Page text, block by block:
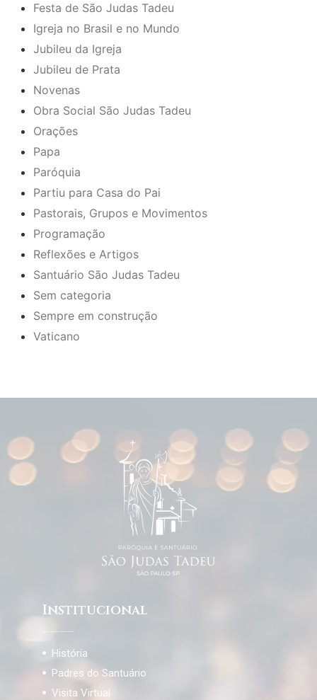
Festa de São Judas Tadeu
Igreja no Brasil e no Mundo
Jubileu da Igreja
Jubileu de Prata
Novenas
Obra Social São Judas Tadeu
Orações
Papa
Paróquia
Partiu para Casa do Pai
Pastorais, Grupos e Movimentos
Programação
Reflexões e Artigos
Santuário São Judas Tadeu
Sem categoria
Sempre em construção
Vaticano
Institucional
História
Padres do Santuário
Visita Virtual